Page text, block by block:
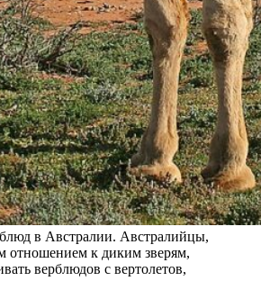
в Австралии. Австралийцы,
отношением к диким зверям,
верблюдов с вертолетов,